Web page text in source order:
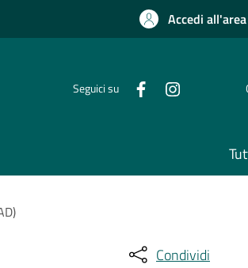
Accedi
Seguici su
Condividi